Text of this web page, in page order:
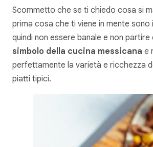
Scommetto che se ti chiedo cosa si
prima cosa che ti viene in mente sono i
quindi non essere banale e non
simbolo della cucina messicana e
perfettamente la varietà e ricchezza
piatti tipici.